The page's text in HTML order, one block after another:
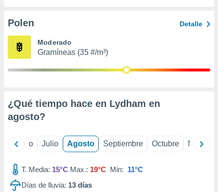
e
mediante
de
1199
Polen Detalle
Moderado
Gramíneas (35 #/m³)
¿Qué tiempo hace en Lydham en
agosto?
Junio Julio Agosto Septiembre Octubre
T. Media: 15°C Max.: 19°C Min: 11°C
Días de lluvia: 13 días